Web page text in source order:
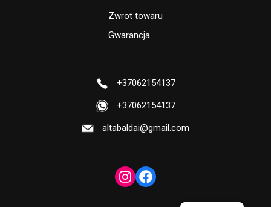
Zwrot towaru
Gwarancja
+37062154137
+37062154137
altabaldai@gmail.com